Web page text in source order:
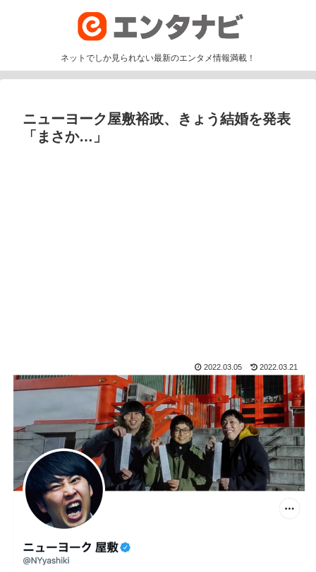
ネットでしか見られない最新のエンタメ情報満載！
ニューヨーク屋敷裕政、きょう結婚を発表
「まさか…」
2022.03.05 2022.03.21